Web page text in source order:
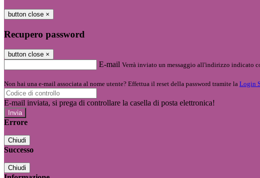
button close ×
Recupero password
button close ×
E-mail Verrà inviato un messaggio all'indirizzo indicato
Non hai una e-mail associata al nome utente? Effettua il reset della password tramite la Login
E-mail inviata, si prega di controllare la casella di posta elettronica!
Errore
Chiudi
Successo
Chiudi